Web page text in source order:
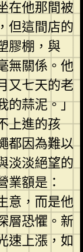
在他那間被
但這間店的
膠棚，與
無關係。他
又七天的老
的蒜泥。」
上進的孩
都因為難以
淡淡絕望的
業額是：
意，而是他
層恐懼。新
速上漲，如